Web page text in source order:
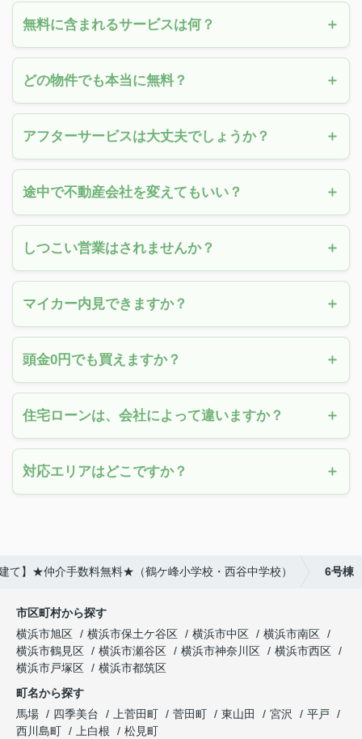
無料に含まれるサービスは何？
どの物件でも本当に無料？
アフターサービスは大丈夫でしょうか？
途中で不動産会社を変えてもいい？
しつこい営業はされませんか？
マイカー内見できますか？
頭金0円でも買えますか？
住宅ローンは、会社によって違いますか？
対応エリアはどこですか？
て】★仲介手数料無料★（鶴ケ峰小学校・西谷中学校） 6号棟
市区町村から探す
横浜市旭区
横浜市保土ケ谷区 横浜市中区
横浜市南区
横浜市鶴見区
横浜市瀬谷区 横浜市神奈川区
横浜市西区
横浜市戸塚区
横浜市都筑区
町名から探す
馬場
四季美台 上菅田町 菅田町 東山田 宮沢
平戸
西川島町
上白根
松見町